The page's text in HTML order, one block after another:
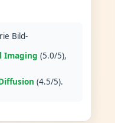
Bild-
Imaging (5.0/5),
(4.5/5).